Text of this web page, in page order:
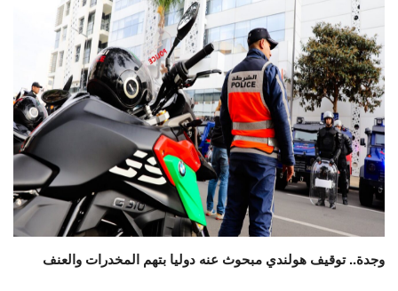
وجدة.. توقيف هولندي مبحوث عنه دوليا بتهم المخدرات والعنف